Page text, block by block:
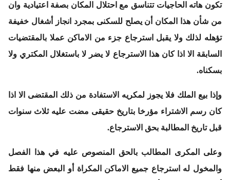
تكون هاته الحاجيات تتناسق مع احتلال المكان بصفة اعتيادية وان
من شأن هذا المكان أن يصلح للسكنى بمجرد انجاز أشغال خفيفة
تؤهله لذلك ولا يقبل استرجاع جزء من الاماكن عملا بالمقتضيات
السابقة الا اذا كان هذا الاسترجاع لا يضر لا باستغلال المكتري ولا
بسكناه.
وإذا بيع الملك فلا يجوز لمكريه الاستفادة من ذلك المقتضى الا اذا
كان رسم الاشتراء مؤرخا بتاريخ حقيقى مضت عليه ثلاث سنوات
قبل تاريخ المطالبة بحق الاسترجاع.
وعلى المكرى المطالب بالحق المنصوص عليه في هذا الفصل
والمخول له استرجاع جميع الاماكن المكراة أو البعض منها فقط